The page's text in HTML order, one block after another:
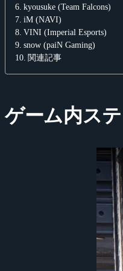
kyousuke (Team Falcons)
iM (NAVI)
VINI (Imperial Esports)
snow (paiN Gaming)
関連記事
ゲーム内ス